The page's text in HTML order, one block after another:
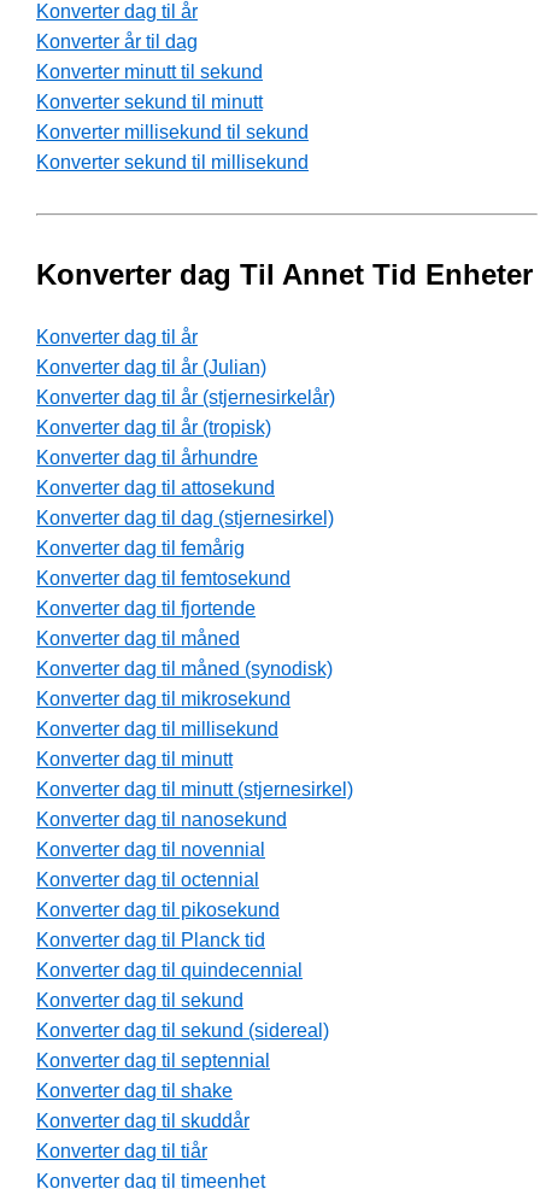
Konverter dag til år
Konverter år til dag
Konverter minutt til sekund
Konverter sekund til minutt
Konverter millisekund til sekund
Konverter sekund til millisekund
Konverter dag Til Annet Tid Enheter
Konverter dag til år
Konverter dag til år (Julian)
Konverter dag til år (stjernesirkelår)
Konverter dag til år (tropisk)
Konverter dag til århundre
Konverter dag til attosekund
Konverter dag til dag (stjernesirkel)
Konverter dag til femårig
Konverter dag til femtosekund
Konverter dag til fjortende
Konverter dag til måned
Konverter dag til måned (synodisk)
Konverter dag til mikrosekund
Konverter dag til millisekund
Konverter dag til minutt
Konverter dag til minutt (stjernesirkel)
Konverter dag til nanosekund
Konverter dag til novennial
Konverter dag til octennial
Konverter dag til pikosekund
Konverter dag til Planck tid
Konverter dag til quindecennial
Konverter dag til sekund
Konverter dag til sekund (sidereal)
Konverter dag til septennial
Konverter dag til shake
Konverter dag til skuddår
Konverter dag til tiår
Konverter dag til timeenhet